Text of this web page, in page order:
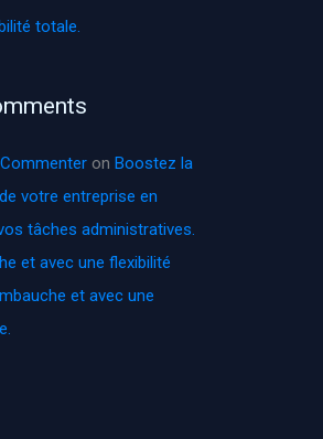
totale.
on Boostez la
votre entreprise en
tâches administratives.
et avec une flexibilité
et avec une